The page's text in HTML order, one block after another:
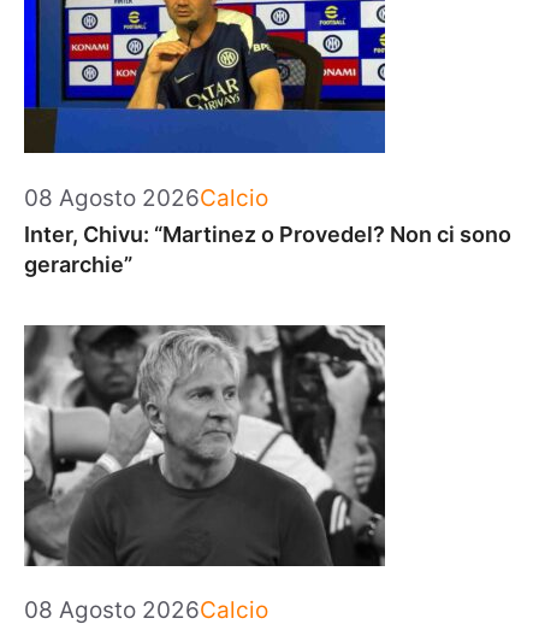
08 Agosto 2026Categorie
Calcio
Inter, Chivu: “Martinez o Provedel? Non ci sono
gerarchie”
08 Agosto 2026Categorie
Calcio